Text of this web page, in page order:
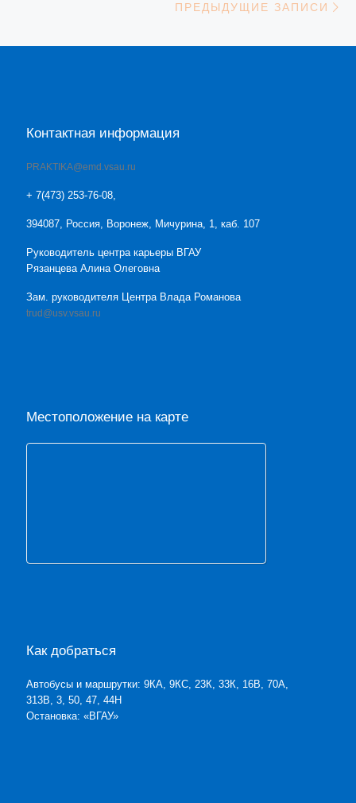
ПРЕДЫДУЩИЕ ЗАПИСИ
Контактная информация
PRAKTIKA@emd.vsau.ru
+ 7(473) 253-76-08,
394087, Россия, Воронеж, Мичурина, 1, каб. 107
Руководитель центра карьеры ВГАУ
Рязанцева Алина Олеговна
Зам. руководителя Центра Влада Романова
trud@usv.vsau.ru
Местоположение на карте
Как добраться
Автобусы и маршрутки: 9КА, 9КС, 23К, 33К, 16В, 70А,
313В, 3, 50, 47, 44Н
Остановка: «ВГАУ»